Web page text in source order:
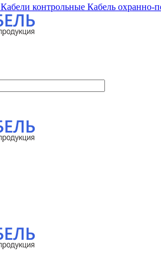
Кабели контрольные Кабель охранно-